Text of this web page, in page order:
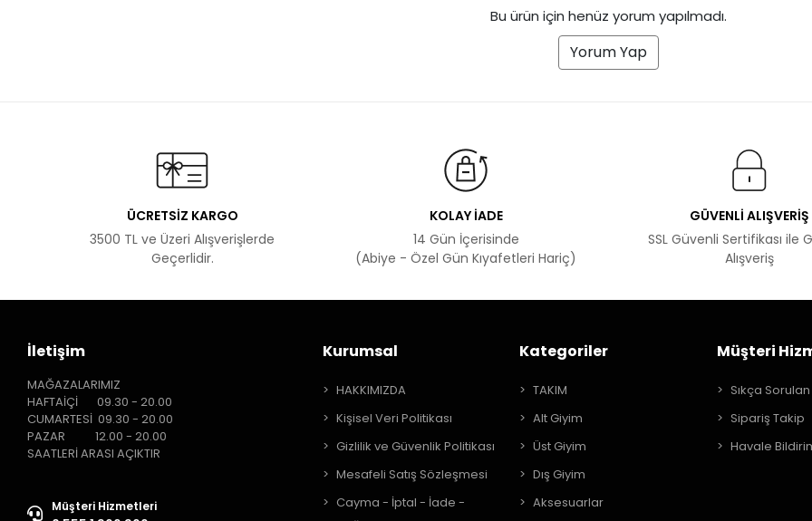
Bu ürün için henüz yorum yapılmadı.
Yorum Yap
ÜCRETSİZ KARGO
3500 TL ve Üzeri Alışverişlerde
Geçerlidir.
KOLAY İADE
14 Gün İçerisinde
(Abiye - Özel Gün Kıyafetleri Hariç)
GÜVENLİ ALIŞVERİŞ
SSL Güvenli Sertifikası ile
Alışveriş
İletişim
MAĞAZALARIMIZ
HAFTAİÇİ 09.30 - 20.00
CUMARTESİ 09.30 - 20.00
PAZAR 12.00 - 20.00
SAATLERİ ARASI AÇIKTIR
Müşteri Hizmetleri
Kurumsal
HAKKIMIZDA
Kişisel Veri Politikası
Gizlilik ve Güvenlik Politikası
Mesafeli Satış Sözleşmesi
Cayma - İptal - İade -
Kategoriler
TAKIM
Alt Giyim
Üst Giyim
Dış Giyim
Aksesuarlar
Müşteri
Sıkça
Sipariş Takip
Havale